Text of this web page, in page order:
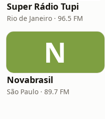
Super Rádio Tupi
Rio de Janeiro · 96.5 FM
N
Novabrasil
São Paulo · 89.7 FM